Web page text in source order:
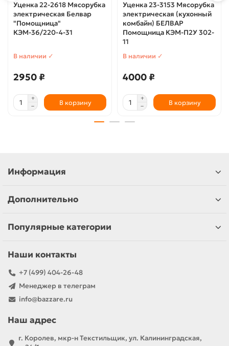
Уценка 22-2618 Мясорубка
электрическая Белвар
"Помощница"
КЭМ-36/220-4-31
В наличии ✓
2950 ₽
В корзину
Уценка 23-3153 Мясорубка
электрическая (кухонный
комбайн) БЕЛВАР
Помощница КЭМ-П2У 302-
11
В наличии ✓
4000 ₽
В корзину
Информация
Дополнительно
Популярные категории
Наши контакты
+7 (499) 404-26-48
Менеджер в телеграм
info@bazzare.ru
Наш адрес
г. Королев, мкр-н Текстильщик, ул. Калининградская,